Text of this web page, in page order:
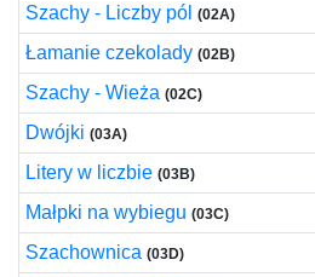
Szachy - Liczby pól (02A)
Łamanie czekolady (02B)
Szachy - Wieża (02C)
Dwójki (03A)
Litery w liczbie (03B)
Małpki na wybiegu (03C)
Szachownica (03D)